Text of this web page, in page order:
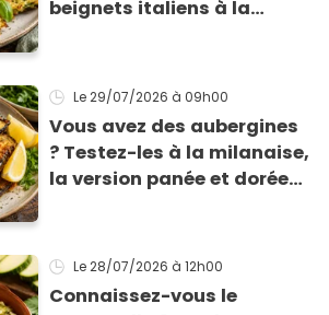
beignets italiens à la
Le 29/07/2026 à 09h00
Vous avez des aubergines
? Testez-les à la milanaise,
la version panée et dorée
Le 28/07/2026 à 12h00
Connaissez-vous le